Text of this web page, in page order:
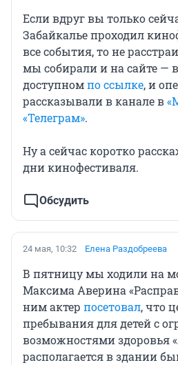
Если вдруг вы только
Забайкалье проходил
все события, то не
мы собирали и на сайте —
доступномпо ссылке, и
рассказывали в канале в
«Телеграм».
Ну а сейчас коротко
дни кинофестиваля.
Обсудить
24 мая, 10:32 Елена Раздобреева
В пятницу мы ходили на
Максима Аверина
ним актер посетовал, что
пребывания для детей с
возможностями здоровья
располагается в здании